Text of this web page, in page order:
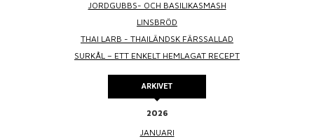
JORDGUBBS- OCH BASILIKASMASH
LINSBRÖD
THAI LARB - THAILÄNDSK FÄRSSALLAD
SURKÅL – ETT ENKELT HEMLAGAT RECEPT
ARKIVET
2026
JANUARI